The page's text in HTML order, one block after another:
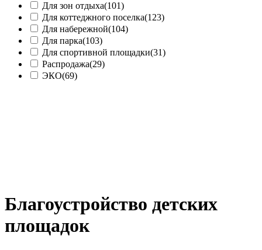
Для зон отдыха(101)
Для коттеджного поселка(123)
Для набережной(104)
Для парка(103)
Для спортивной площадки(31)
Распродажа(29)
ЭКО(69)
Благоустройство детских
площадок